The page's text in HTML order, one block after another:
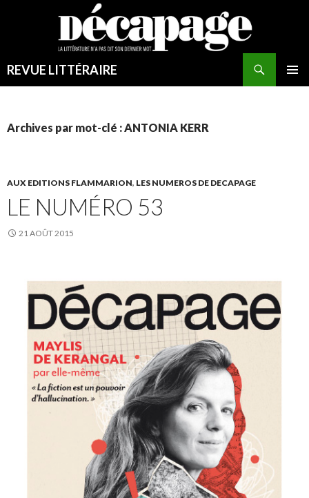
REVUE LITTÉRAIRE
Archives par mot-clé : ANTONIA KERR
AUX EDITIONS FLAMMARION, LES NUMEROS DE DECAPAGE
LE NUMÉRO 53
21 AOÛT 2015